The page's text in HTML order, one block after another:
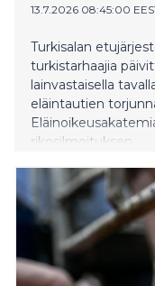
13.7.2026 08:45:00
Turkisalan
turkistarhaajia
lainvastaisella
eläintautien
rikosilmoituksen.